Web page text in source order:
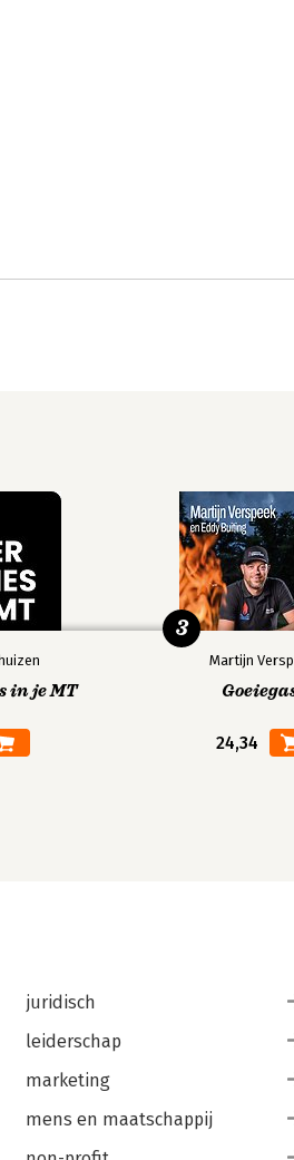
in je MT
Martijn
24,34
3
juridisch
leiderschap
marketing
mens en maatschappij